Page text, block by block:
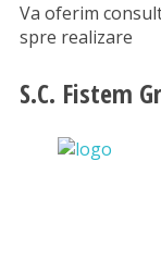
Va oferim
spre realizare
S.C. Fistem